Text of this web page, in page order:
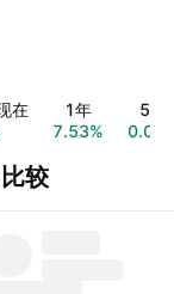
在
1年
7.53%
5年
较